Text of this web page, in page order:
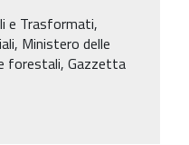
e Trasformati,
Ministero delle
forestali, Gazzetta